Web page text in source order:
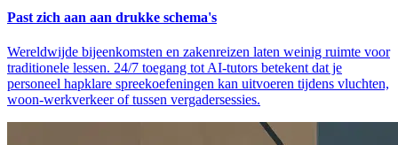
Past zich aan aan drukke schema's
Wereldwijde bijeenkomsten en zakenreizen laten weinig ruimte voor
traditionele lessen. 24/7 toegang tot AI-tutors betekent dat je
personeel hapklare spreekoefeningen kan uitvoeren tijdens vluchten,
woon-werkverkeer of tussen vergadersessies.